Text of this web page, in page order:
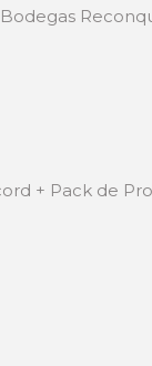
+ Pack de